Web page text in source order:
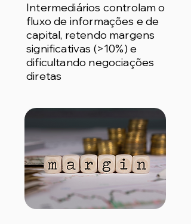
Intermediários controlam o
fluxo de informações e de
capital, retendo margens
significativas (>10%) e
dificultando negociações
diretas